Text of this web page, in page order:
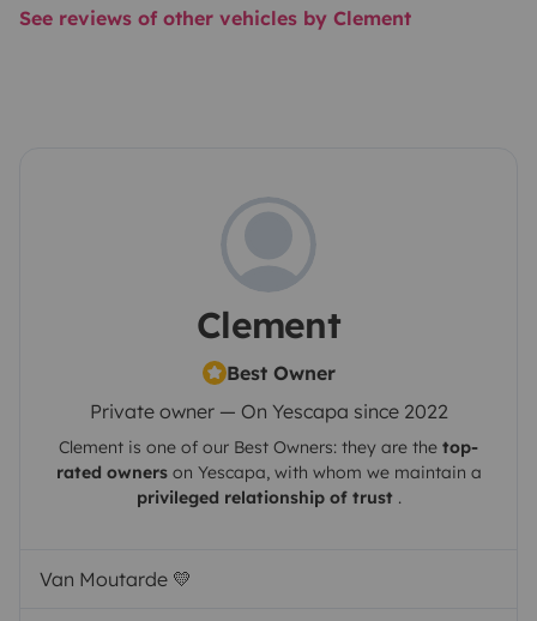
See reviews of other vehicles by Clement
Clement
Best Owner
Private owner — On Yescapa since 2022
Clement is one of our Best Owners: they are the top-
rated ownerson Yescapa, with whom we maintain a
privileged relationship of trust.
Van Moutarde 💛